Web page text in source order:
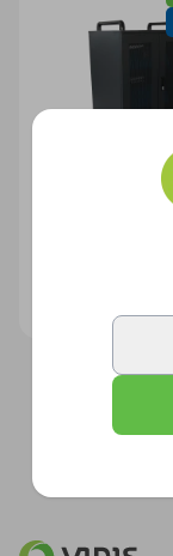
laptopów Avtek